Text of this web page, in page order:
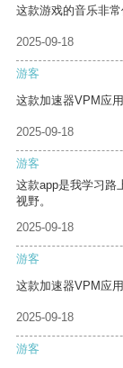
这款游戏的音乐非常
2025-09-18
游客
这款加速器VPM应
2025-09-18
游客
这款app是我学习路
视野。
2025-09-18
游客
这款加速器VPM应
2025-09-18
游客